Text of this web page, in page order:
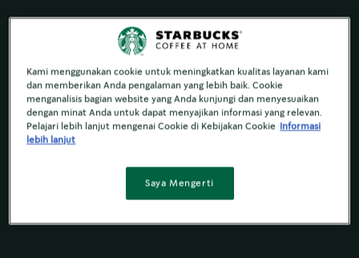
Kami menggunakan cookie untuk meningkatkan kualitas layanan kami
dan memberikan Anda pengalaman yang lebih baik. Cookie
menganalisis bagian website yang Anda kunjungi dan menyesuaikan
dengan minat Anda untuk dapat menyajikan informasi yang relevan.
Pelajari lebih lanjut mengenai Cookie di Kebijakan Cookie
Informasi
lebih lanjut
Saya Mengerti